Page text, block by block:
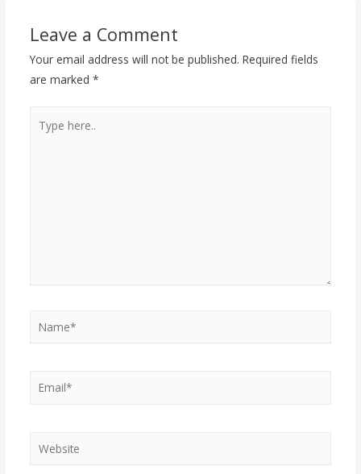
Leave a Comment
Your email address will not be published. Required fields
are marked *
here..
Email*
Website